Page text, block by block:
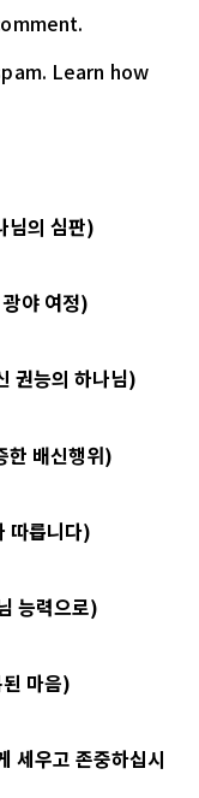
Learn how
님의 심판)
야 여정)
권능의 하나님)
한 배신행위)
따릅니다)
능력으로)
마음)
세우고 존중하십시